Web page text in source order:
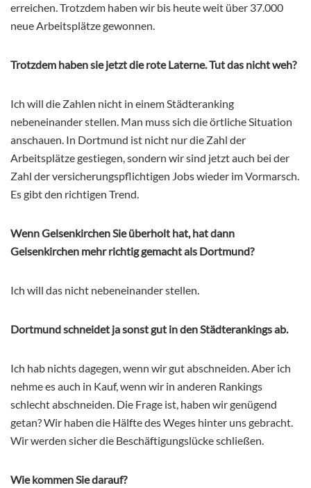
erreichen. Trotzdem haben wir bis heute weit über 37.000
neue Arbeitsplätze gewonnen.
Trotzdem haben sie jetzt die rote Laterne. Tut das nicht weh?
Ich will die Zahlen nicht in einem Städteranking
nebeneinander stellen. Man muss sich die örtliche Situation
anschauen. In Dortmund ist nicht nur die Zahl der
Arbeitsplätze gestiegen, sondern wir sind jetzt auch bei der
Zahl der versicherungspflichtigen Jobs wieder im Vormarsch.
Es gibt den richtigen Trend.
Wenn Gelsenkirchen Sie überholt hat, hat dann
Gelsenkirchen mehr richtig gemacht als Dortmund?
Ich will das nicht nebeneinander stellen.
Dortmund schneidet ja sonst gut in den Städterankings ab.
Ich hab nichts dagegen, wenn wir gut abschneiden. Aber ich
nehme es auch in Kauf, wenn wir in anderen Rankings
schlecht abschneiden. Die Frage ist, haben wir genügend
getan? Wir haben die Hälfte des Weges hinter uns gebracht.
Wir werden sicher die Beschäftigungslücke schließen.
Wie kommen Sie darauf?